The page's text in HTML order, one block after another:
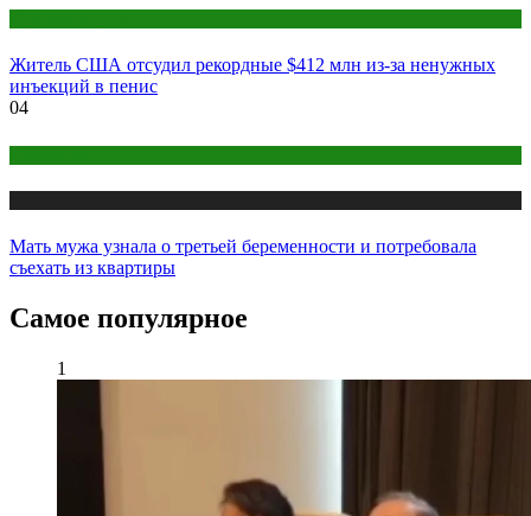
Житель США отсудил рекордные $412 млн из-за ненужных
инъекций в пенис
04
Мать мужа узнала о третьей беременности и потребовала
съехать из квартиры
Самое популярное
1